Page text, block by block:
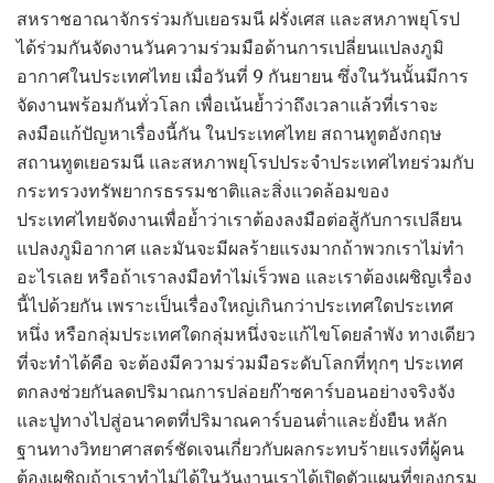
มาก
เท่าๆ
กับ
เสรีภาพ
สหราชอาณาจักรร่วมกับเยอรมนี ฝรั่งเศส และสหภาพยุโรป
ได้ร่วมกันจัดงานวันความร่วมมือด้านการเปลี่ยนแปลงภูมิ
อากาศในประเทศไทย เมื่อวันที่ 9 กันยายน ซึ่งในวันนั้นมีการ
จัดงานพร้อมกันทั่วโลก เพื่อเน้นย้ำว่าถึงเวลาแล้วที่เราจะ
ลงมือแก้ปัญหาเรื่องนี้กัน ในประเทศไทย สถานทูตอังกฤษ
สถานทูตเยอรมนี และสหภาพยุโรปประจำประเทศไทยร่วมกับ
กระทรวงทรัพยากรธรรมชาติและสิ่งแวดล้อมของ
ประเทศไทยจัดงานเพื่อย้ำว่าเราต้องลงมือต่อสู้กับการเปลียน
แปลงภูมิอากาศ และมันจะมีผลร้ายแรงมากถ้าพวกเราไม่ทำ
อะไรเลย หรือถ้าเราลงมือทำไม่เร็วพอ และเราต้องเผชิญเรื่อง
นี้ไปด้วยกัน เพราะเป็นเรื่องใหญ่เกินกว่าประเทศใดประเทศ
หนึ่ง หรือกลุ่มประเทศใดกลุ่มหนึ่งจะแก้ไขโดยลำพัง ทางเดียว
ที่จะทำได้คือ จะต้องมีความร่วมมือระดับโลกที่ทุกๆ ประเทศ
ตกลงช่วยกันลดปริมาณการปล่อยก๊าซคาร์บอนอย่างจริงจัง
และปูทางไปสู่อนาคตที่ปริมาณคาร์บอนต่ำและยั่งยืน หลัก
ฐานทางวิทยาศาสตร์ชัดเจนเกี่ยวกับผลกระทบร้ายแรงที่ผู้คน
ต้องเผชิญถ้าเราทำไม่ได้ในวันงานเราได้เปิดตัวแผนที่ของกรม